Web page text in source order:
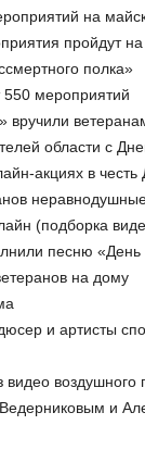
на
пройдут
полка»
550 мероприятий
области с
акциях в
(подборка
песню
на дому
и артисты
воздушного
и